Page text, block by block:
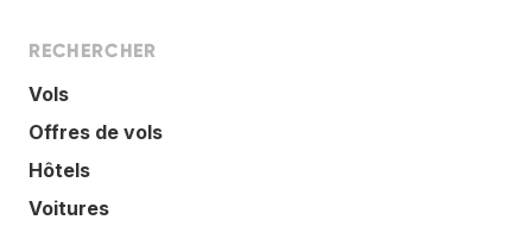
RECHERCHER
Vols
Offres de vols
Hôtels
Voitures